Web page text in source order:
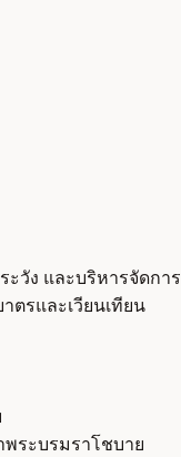
วัง และบริหารจัดการ
ตรและเวียนเทียน
ระบรมราโชบาย